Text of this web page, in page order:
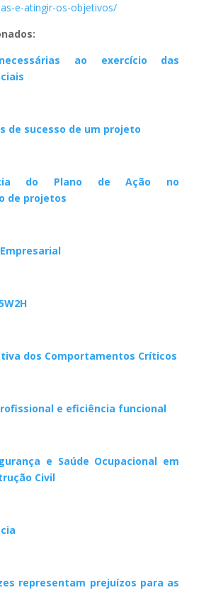
e-atingir-os-objetivos/
ao exercício das
de sucesso de um projeto
do Plano de Ação no
de projetos
dos Comportamentos Críticos
e eficiência funcional
e Saúde Ocupacional em
Civil
representam prejuízos para as